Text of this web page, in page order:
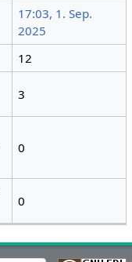
17:03, 1. Sep.
2025
12
3
0
0